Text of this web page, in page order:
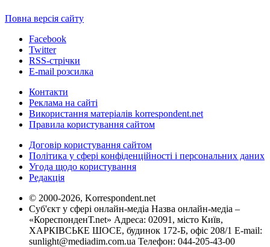
Повна версія сайту
Facebook
Twitter
RSS-стрічки
E-mail розсилка
Контакти
Реклама на сайті
Використання матеріалів korrespondent.net
Правила користування сайтом
Договір користування сайтом
Політика у сфері конфіденційності і персональних даних
Угода щодо користування
Редакція
© 2000-2026, Korrespondent.net
Суб'єкт у сфері онлайн-медіа Назва онлайн-медіа –
«КореспонденТ.net» Адреса: 02091, місто Київ,
ХАРКІВСЬКЕ ШОСЕ, будинок 172-Б, офіс 208/1 E-mail:
sunlight@mediadim.com.ua Телефон: 044-205-43-00